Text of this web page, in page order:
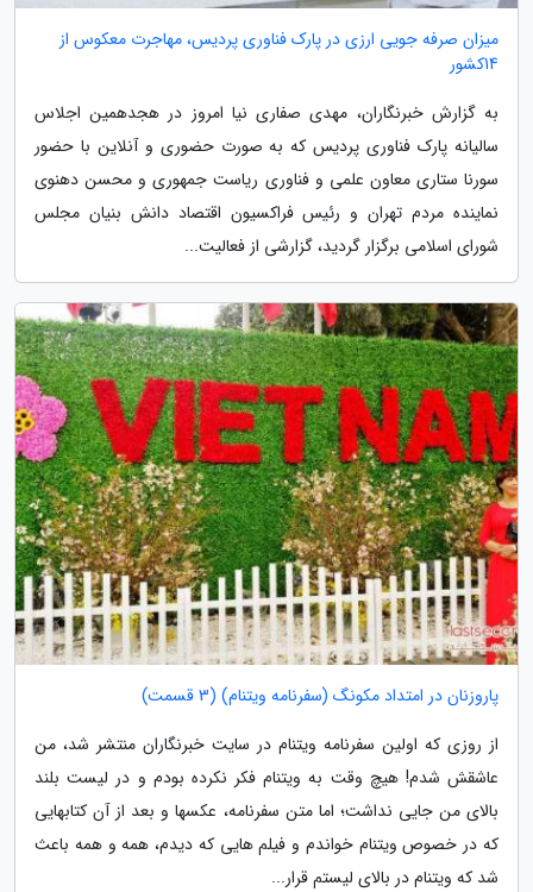
میزان صرفه جویی ارزی در پارک فناوری پردیس، مهاجرت معکوس از
14کشور
به گزارش خبرنگاران، مهدی صفاری نیا امروز در هجدهمین اجلاس
سالیانه پارک فناوری پردیس که به صورت حضوری و آنلاین با حضور
سورنا ستاری معاون علمی و فناوری ریاست جمهوری و محسن دهنوی
نماینده مردم تهران و رئیس فراکسیون اقتصاد دانش بنیان مجلس
شورای اسلامی برگزار گردید، گزارشی از فعالیت...
پاروزنان در امتداد مکونگ (سفرنامه ویتنام) (3 قسمت)
از روزی که اولین سفرنامه ویتنام در سایت خبرنگاران منتشر شد، من
عاشقش شدم! هیچ وقت به ویتنام فکر نکرده بودم و در لیست بلند
بالای من جایی نداشت؛ اما متن سفرنامه، عکسها و بعد از آن کتابهایی
که در خصوص ویتنام خواندم و فیلم هایی که دیدم، همه و همه باعث
شد که ویتنام در بالای لیستم قرار...